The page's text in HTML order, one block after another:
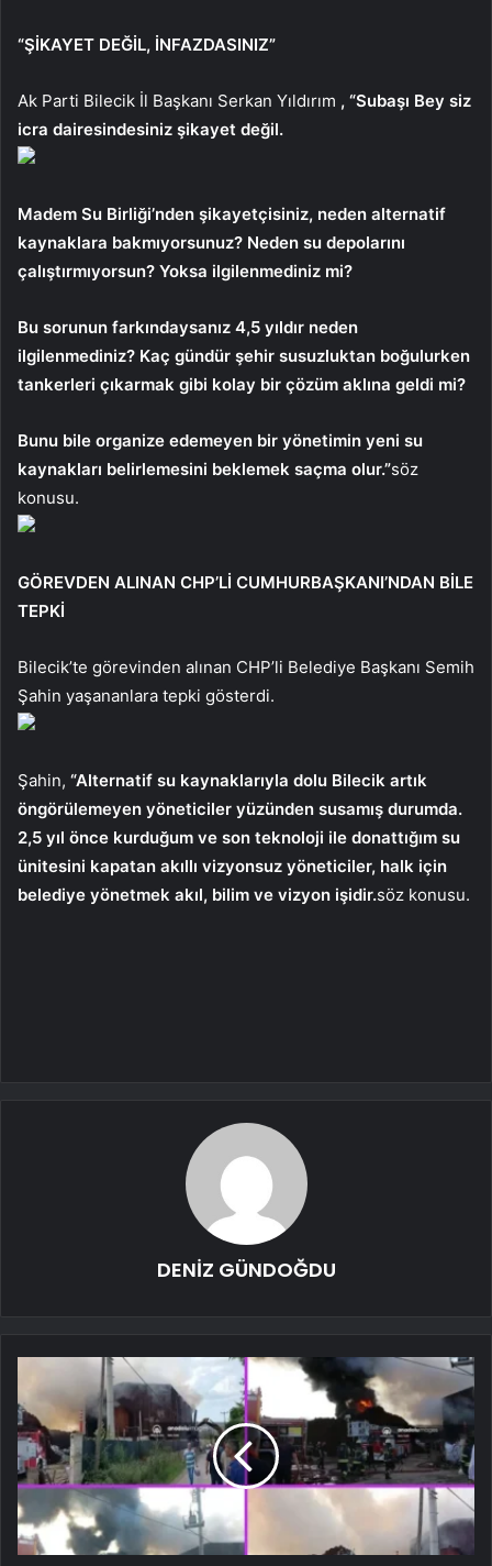
“ŞİKAYET DEĞİL, İNFAZDASINIZ”
Ak Parti Bilecik İl Başkanı Serkan Yıldırım , “Subaşı Bey siz
icra dairesindesiniz şikayet değil.
Madem Su Birliği’nden şikayetçisiniz, neden alternatif
kaynaklara bakmıyorsunuz? Neden su depolarını
çalıştırmıyorsun? Yoksa ilgilenmediniz mi?
Bu sorunun farkındaysanız 4,5 yıldır neden
ilgilenmediniz? Kaç gündür şehir susuzluktan boğulurken
tankerleri çıkarmak gibi kolay bir çözüm aklına geldi mi?
Bunu bile organize edemeyen bir yönetimin yeni su
kaynakları belirlemesini beklemek saçma olur.”söz
konusu.
GÖREVDEN ALINAN CHP’Lİ CUMHURBAŞKANI’NDAN BİLE
TEPKİ
Bilecik’te görevinden alınan CHP’li Belediye Başkanı Semih
Şahin yaşananlara tepki gösterdi.
Şahin, “Alternatif su kaynaklarıyla dolu Bilecik artık
öngörülemeyen yöneticiler yüzünden susamış durumda.
2,5 yıl önce kurduğum ve son teknoloji ile donattığım su
ünitesini kapatan akıllı vizyonsuz yöneticiler, halk için
belediye yönetmek akıl, bilim ve vizyon işidir.söz konusu.
DENİZ GÜNDOĞDU